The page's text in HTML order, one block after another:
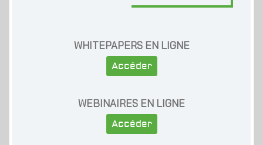
WHITEPAPERS EN LIGNE
Accéder
WEBINAIRES EN LIGNE
Accéder